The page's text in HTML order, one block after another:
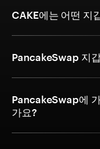
CAKE에는 어떤 지
PancakeSwap 지
PancakeSwap에
가요?